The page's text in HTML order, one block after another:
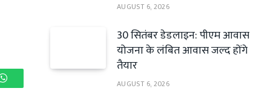
WhatsApp
AUGUST 6, 2026
30 सितंबर डेडलाइन: पीएम आवास
योजना के लंबित आवास जल्द होंगे
तैयार
AUGUST 6, 2026